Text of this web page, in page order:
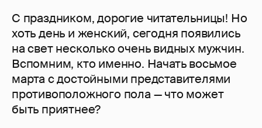
С праздником, дорогие читательницы! Но
хоть день и женский, сегодня появились
на свет несколько очень видных мужчин.
Вспомним, кто именно. Начать восьмое
марта с достойными представителями
противоположного пола — что может
быть приятнее?